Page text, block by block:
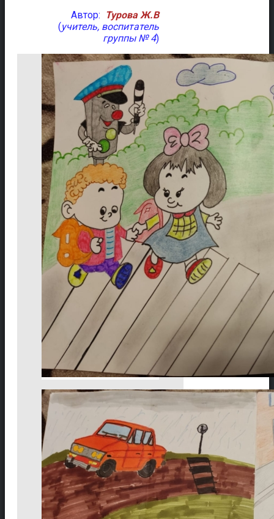
Автор:
Турова Ж.В
(учитель, воспитатель
группы № 4)